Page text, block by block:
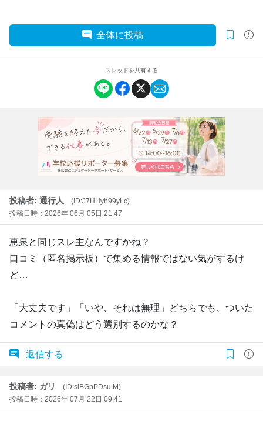
全体に投稿
スレッドを共有する
投稿者: 通行人
(ID:J7HHyh99yLc)
投稿日時：2026年 06月 05日 21:47
恵泉と同じスレ主なんですかね？
口コミ（匿名掲示板）で集める情報ではない気がするけ
ど…
「大丈夫です」「いや、それは無理」どちらでも、ついた
コメントの真偽はどう選別するのかな？
返信する
投稿者: ガリ
(ID:slBGpPDsu.M)
投稿日時：2026年 07月 22日 09:41